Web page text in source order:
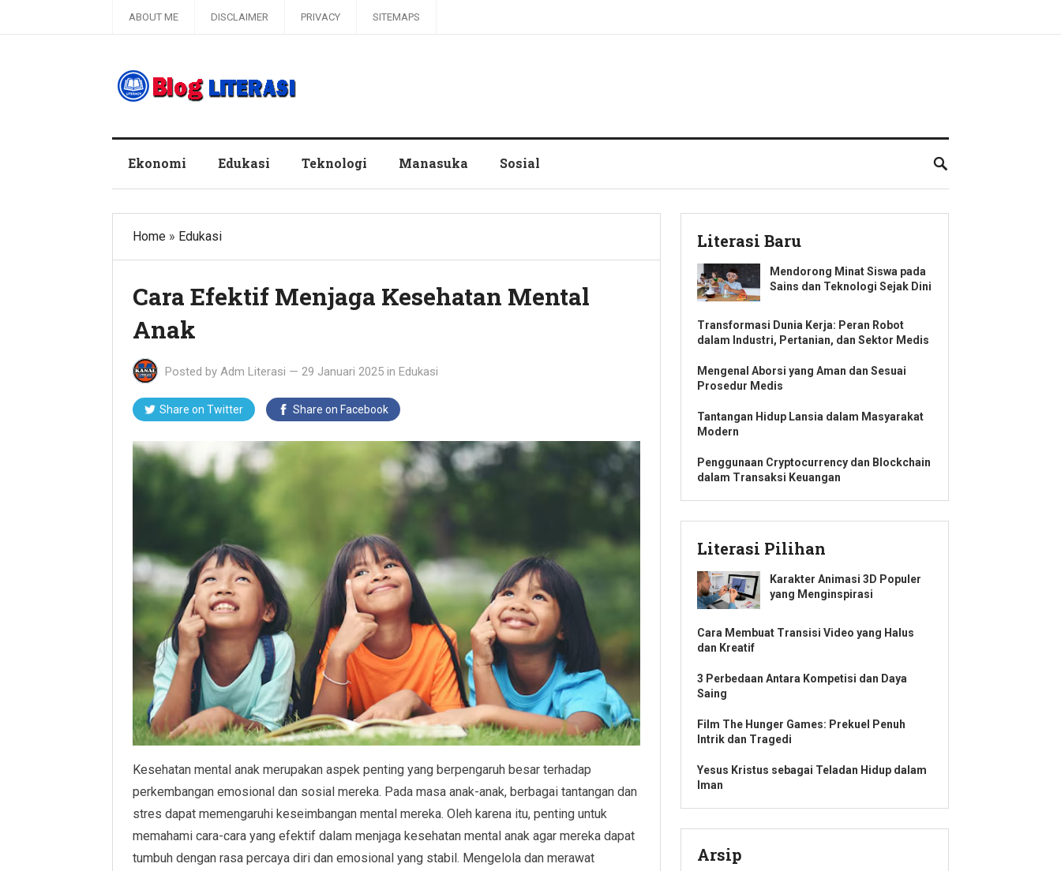
ABOUT ME DISCLAIMER PRIVACY SITEMAPS
Ekonomi Edukasi Teknologi Manasuka Sosial
Home » Edukasi
Cara Efektif Menjaga Kesehatan Mental
Anak
Posted by Adm Literasi — 29 Januari 2025 in Edukasi
Share on Twitter Share on Facebook
Kesehatan mental anak merupakan aspek penting yang berpengaruh besar terhadap
perkembangan emosional dan sosial mereka. Pada masa anak-anak, berbagai tantangan dan
stres dapat memengaruhi keseimbangan mental mereka. Oleh karena itu, penting untuk
memahami cara-cara yang efektif dalam menjaga kesehatan mental anak agar mereka dapat
tumbuh dengan rasa percaya diri dan emosional yang stabil. Mengelola dan merawat
Literasi Baru
Mendorong Minat Siswa pada
Sains dan Teknologi Sejak Dini
Transformasi Dunia Kerja: Peran Robot
dalam Industri, Pertanian, dan Sektor Medis
Mengenal Aborsi yang Aman dan Sesuai
Prosedur Medis
Tantangan Hidup Lansia dalam Masyarakat
Modern
Penggunaan Cryptocurrency dan Blockchain
dalam Transaksi Keuangan
Literasi Pilihan
Karakter Animasi 3D Populer
yang Menginspirasi
Cara Membuat Transisi Video yang Halus
dan Kreatif
3 Perbedaan Antara Kompetisi dan Daya
Saing
Film The Hunger Games: Prekuel Penuh
Intrik dan Tragedi
Yesus Kristus sebagai Teladan Hidup dalam
Iman
Arsip